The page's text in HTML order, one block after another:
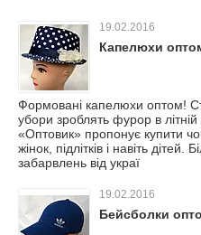
19.02.2016
Капелюхи
Формовані капелюхи оптом!
убори зроблять фурор в
«Оптовик» пропонує купити
жінок, підлітків і навіть
забарвлень від украї
19.02.2016
Бейсболки